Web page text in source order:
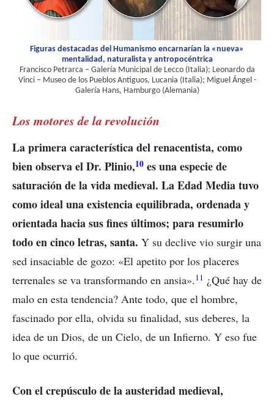
Figuras destacadas del Humanismo encarnarían la «nueva»
mentalidad, naturalista y antropocéntrica
Francisco Petrarca – Galería Municipal de Lecco (Italia); Leonardo da
Vinci – Museo de los Pueblos Antiguos, Lucania (Italia); Miguel Ángel -
Galería Hans, Hamburgo (Alemania)
Los motores de la revolución
La primera característica del renacentista, como
bien observa el Dr. Plinio,10 es una especie de
saturación de la vida medieval. La Edad Media tuvo
como ideal una existencia equilibrada, ordenada y
orientada hacia sus fines últimos; para resumirlo
todo en cinco letras, santa. Y su declive vio surgir una
sed insaciable de gozo: «El apetito por los placeres
terrenales se va transformando en ansia».11 ¿Qué hay de
malo en esta tendencia? Ante todo, que el hombre,
fascinado por ella, olvida su finalidad, sus deberes, la
idea de un Dios, de un Cielo, de un Infierno. Y eso fue
lo que ocurrió.
Con el crepúsculo de la austeridad medieval,